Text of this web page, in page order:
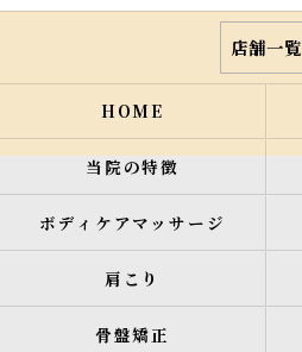
店舗一覧
HOME
当院の特徴
ボディケアマッサージ
肩こり
骨盤矯正